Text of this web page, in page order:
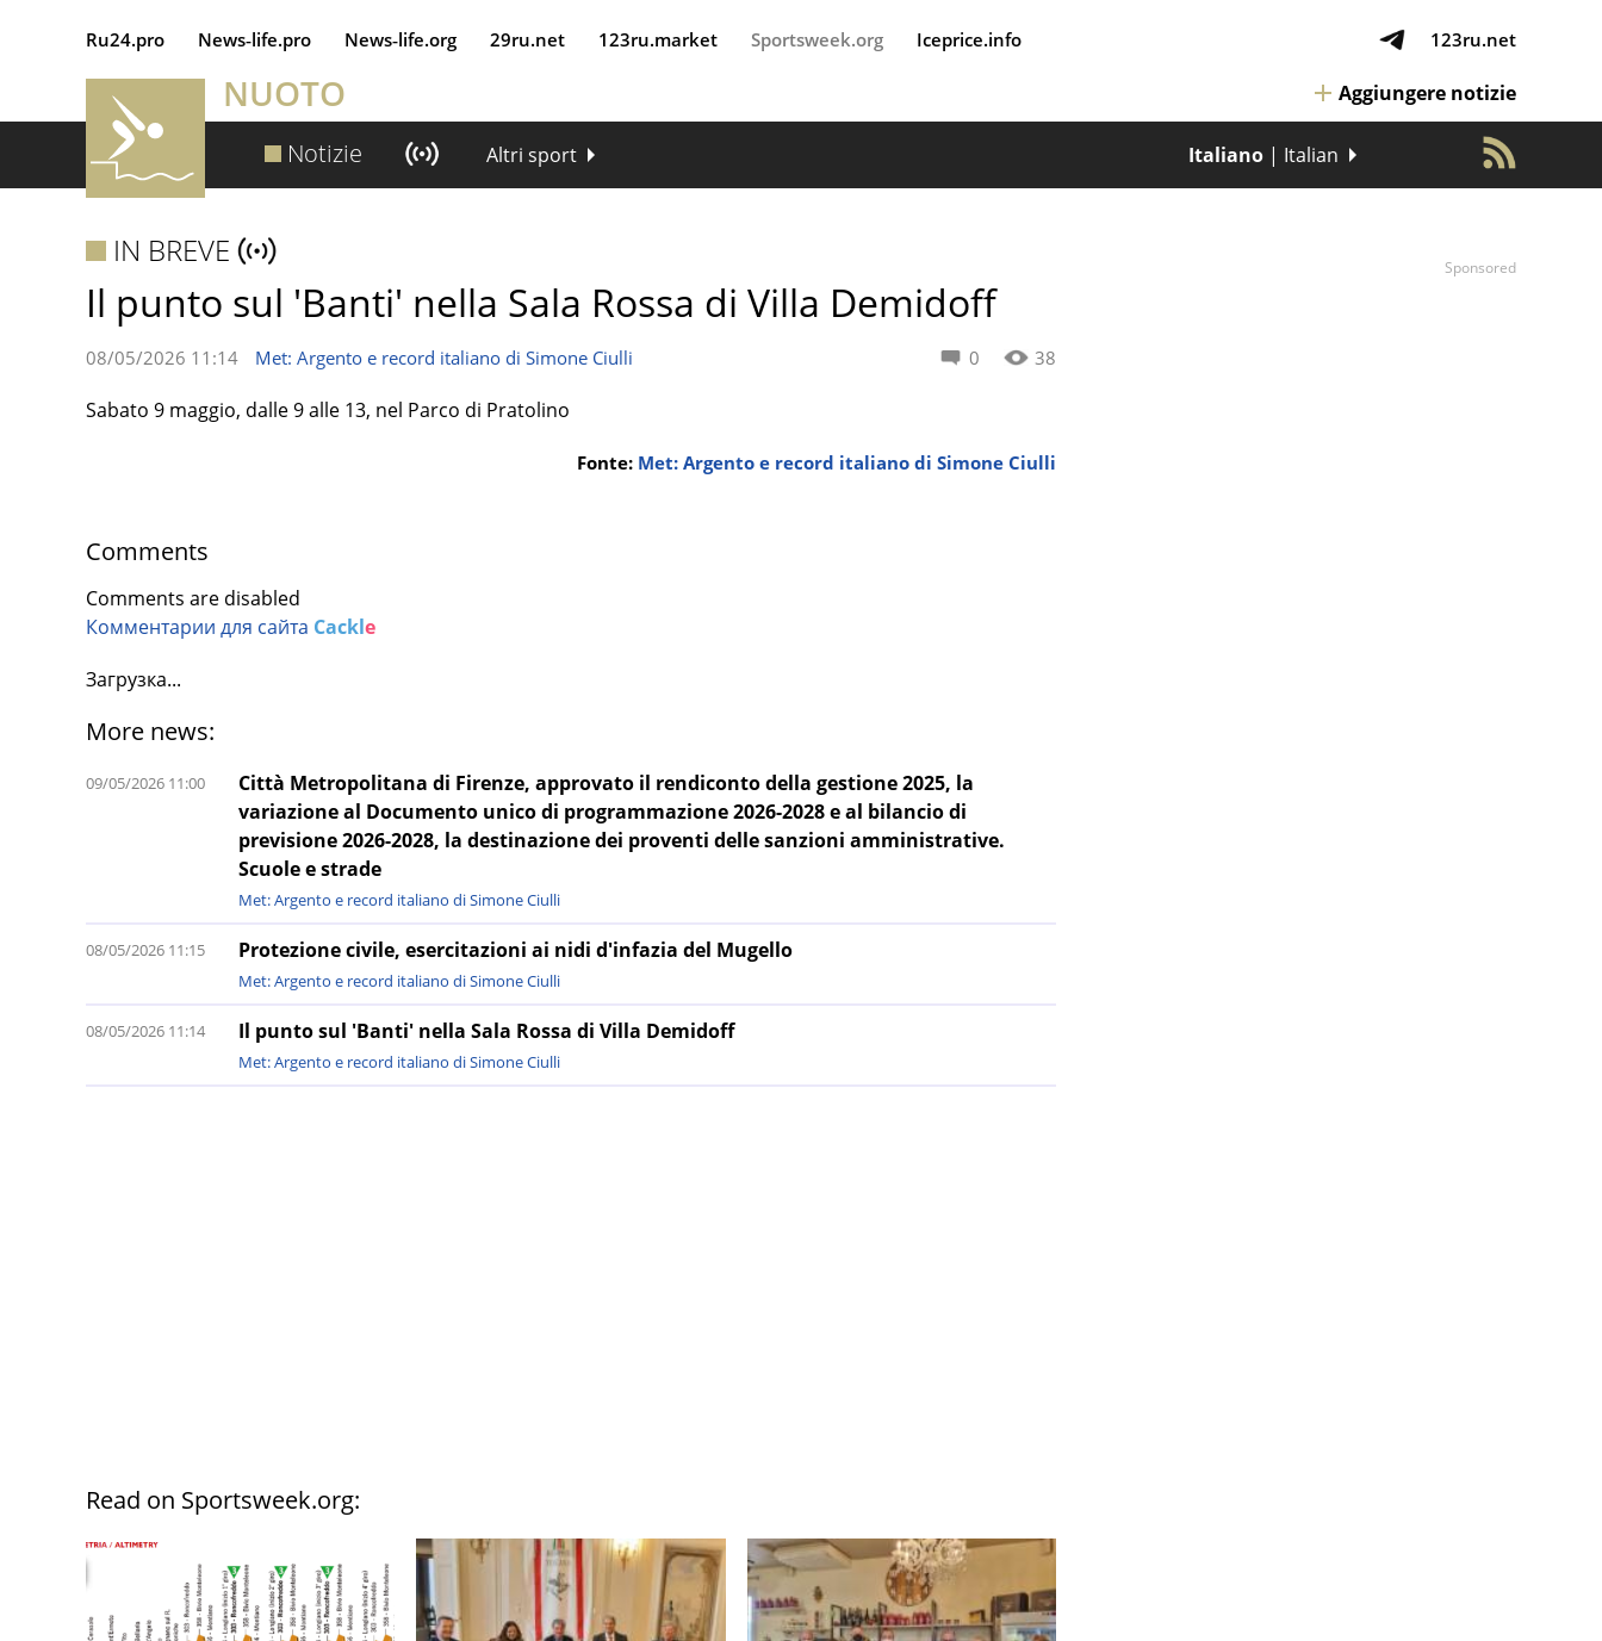
Ru24.pro News‑life.pro News‑life.org 29ru.net 123ru.market Sportsweek.org Iceprice.info 123ru.net
NUOTO Aggiungere notizie
Notizie Altri sport Italiano | Italian
IN BREVE
Il punto sul 'Banti' nella Sala Rossa di Villa Demidoff
0 38
08/05/2026 11:14 Met: Argento e record italiano di Simone Ciulli
Sabato 9 maggio, dalle 9 alle 13, nel Parco di Pratolino
Fonte: Met: Argento e record italiano di Simone Ciulli
Comments
Comments are disabled
Комментарии для сайта Cackle
Загрузка...
More news:
Città Metropolitana di Firenze, approvato il rendiconto della gestione 2025, la
variazione al Documento unico di programmazione 2026-2028 e al bilancio di
previsione 2026-2028, la destinazione dei proventi delle sanzioni amministrative.
Scuole e strade
09/05/2026 11:00
Met: Argento e record italiano di Simone Ciulli
Protezione civile, esercitazioni ai nidi d'infazia del Mugello
08/05/2026 11:15
Met: Argento e record italiano di Simone Ciulli
Il punto sul 'Banti' nella Sala Rossa di Villa Demidoff
08/05/2026 11:14
Met: Argento e record italiano di Simone Ciulli
Read on Sportsweek.org:
Sponsored